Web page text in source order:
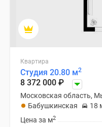
Квартира
Студия 20.80 м2
8 372 000 ₽
Московская область,
Бабушкинская
18
Цена за м2